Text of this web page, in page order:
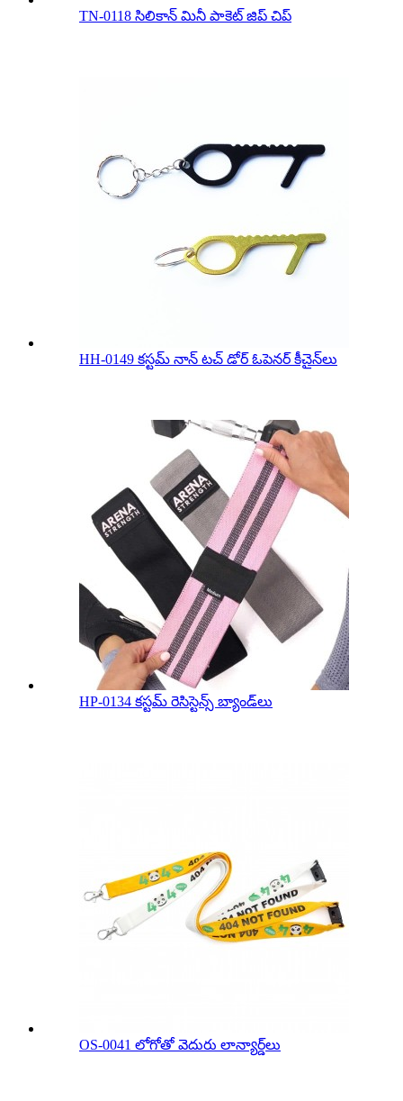
TN-0118 సిలికాన్ మినీ పాకెట్ జిప్ చిప్
HH-0149 కస్టమ్ నాన్ టచ్ డోర్ ఓపెనర్ కీచైన్‌లు
HP-0134 కస్టమ్ రెసిస్టెన్స్ బ్యాండ్‌లు
OS-0041 లోగోతో వెదురు లాన్యార్డ్‌లు